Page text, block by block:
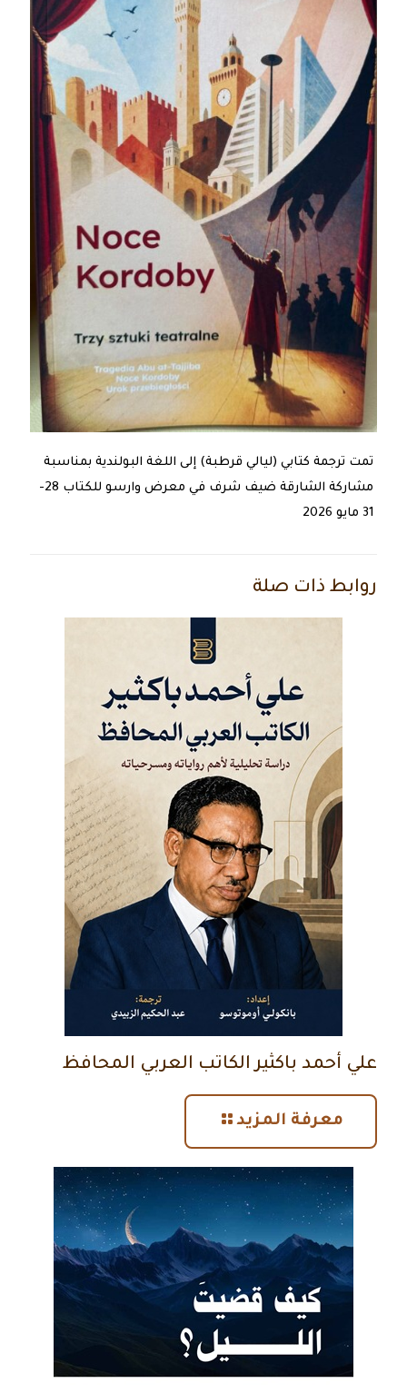
تمت ترجمة كتابي (ليالي قرطبة) إلى اللغة البولندية بمناسبة
مشاركة الشارقة ضيف شرف في معرض وارسو للكتاب 28-
31 مايو 2026
روابط ذات صلة
علي أحمد باكثير الكاتب العربي المحافظ
معرفة المزيد